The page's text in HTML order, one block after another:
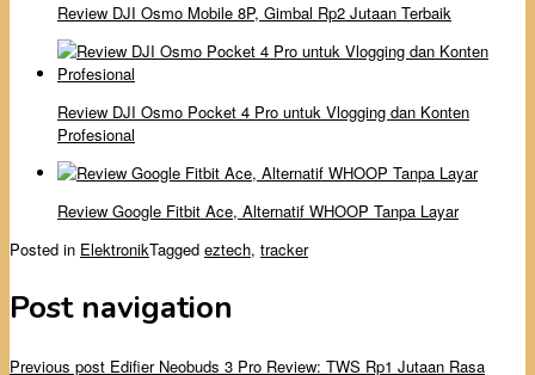
Review DJI Osmo Mobile 8P, Gimbal Rp2 Jutaan Terbaik
Review DJI Osmo Pocket 4 Pro untuk Vlogging dan Konten
Profesional
Review Google Fitbit Ace, Alternatif WHOOP Tanpa Layar
Posted in ElektronikTagged eztech, tracker
Post navigation
Previous post Edifier Neobuds 3 Pro Review: TWS Rp1 Jutaan Rasa